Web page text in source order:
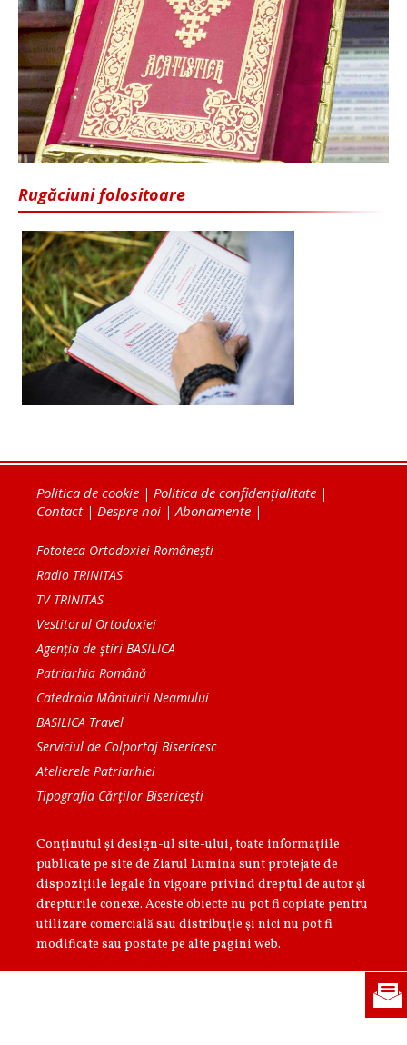
Rugăciuni folositoare
Politica de cookie | Politica de confidențialitate |
Contact| Despre noi |Abonamente |
Fototeca Ortodoxiei Românești
Radio TRINITAS
TV TRINITAS
Vestitorul Ortodoxiei
Agenţia de ştiri BASILICA
Patriarhia Română
Catedrala Mântuirii Neamului
BASILICA Travel
Serviciul de Colportaj Bisericesc
Atelierele Patriarhiei
Tipografia Cărţilor Bisericeşti
Conținutul și design-ul site-ului, toate informaţiile
publicate pe site de Ziarul Lumina sunt protejate de
dispoziţiile legale în vigoare privind dreptul de autor şi
drepturile conexe. Aceste obiecte nu pot fi copiate pentru
utilizare comercială sau distribuţie şi nici nu pot fi
modificate sau postate pe alte pagini web.